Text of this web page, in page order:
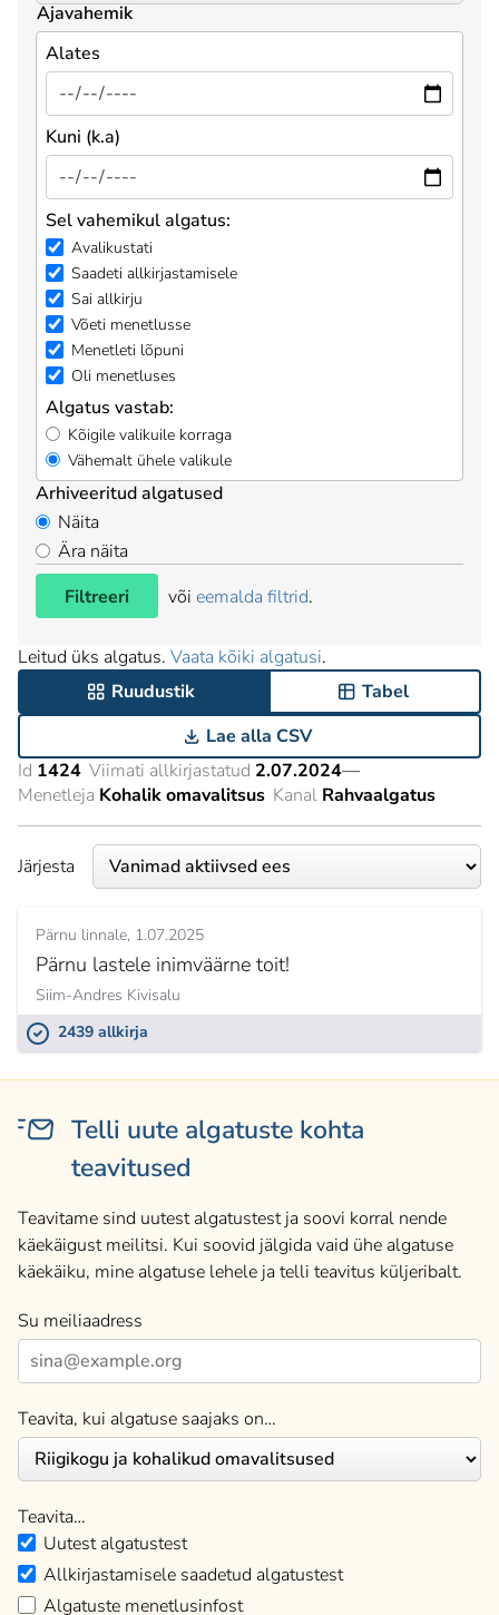
Ajavahemik
Alates
Kuni (k.a)
Sel vahemikul algatus:
Avalikustati
Saadeti allkirjastamisele
Sai allkirju
Võeti menetlusse
Menetleti lõpuni
Oli menetluses
Algatus vastab:
Kõigile valikuile korraga
Vähemalt ühele valikule
Arhiveeritud algatused
Näita
Ära näita
Filtreeri
või eemalda filtrid.
Leitud üks algatus. Vaata kõiki algatusi.
Ruudustik
Tabel
Lae alla CSV
Id 1424 Viimati allkirjastatud 2.07.2024—
Menetleja Kohalik omavalitsus Kanal Rahvaalgatus
Järjesta
Pärnu linnale 1.07.2025
Pärnu lastele inimväärne toit!
Siim-Andres Kivisalu
2439 allkirja
Telli uute algatuste kohta
teavitused
Teavitame sind uutest algatustest ja soovi korral nende
käekäigust meilitsi. Kui soovid jälgida vaid ühe algatuse
käekäiku, mine algatuse lehele ja telli teavitus küljeribalt.
Su meiliaadress
Teavita, kui algatuse saajaks on…
Teavita…
Uutest algatustest
Allkirjastamisele saadetud algatustest
Algatuste menetlusinfost